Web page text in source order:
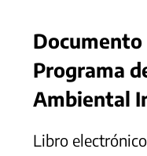
Documento
Programa
Ambiental
Libro electrónico